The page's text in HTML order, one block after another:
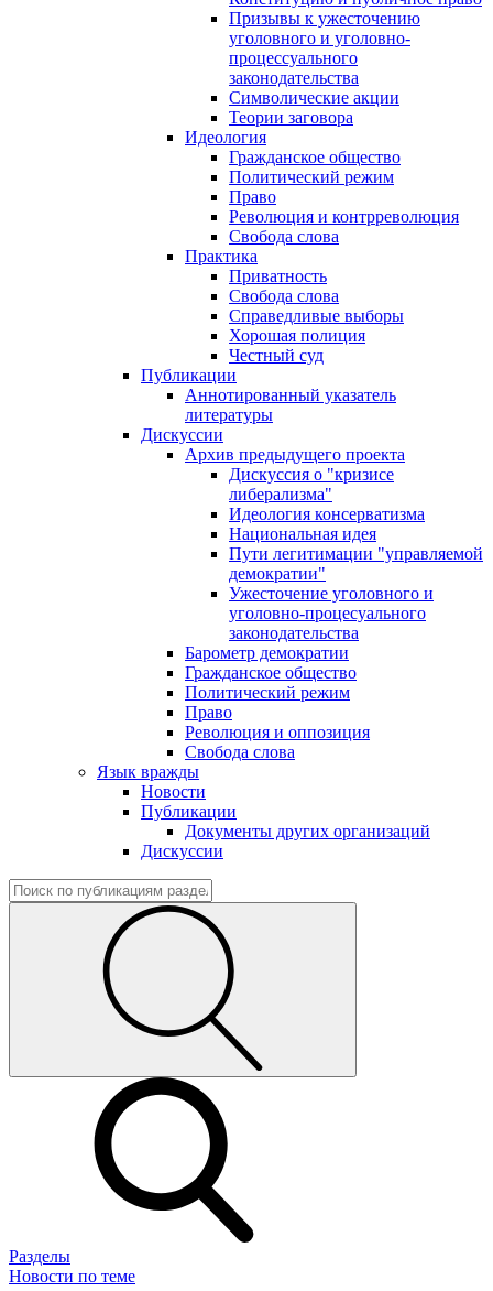
Призывы к ужесточению
уголовного и уголовно-
процессуального
законодательства
Символические акции
Теории заговора
Идеология
Гражданское общество
Политический режим
Право
Революция и контрреволюция
Свобода слова
Практика
Приватность
Свобода слова
Справедливые выборы
Хорошая полиция
Честный суд
Публикации
Аннотированный указатель
литературы
Дискуссии
Архив предыдущего проекта
Дискуссия о "кризисе
либерализма"
Идеология консерватизма
Национальная идея
Пути легитимации "управляемой
демократии"
Ужесточение уголовного и
уголовно-процесуального
законодательства
Барометр демократии
Гражданское общество
Политический режим
Право
Революция и оппозиция
Свобода слова
Язык вражды
Новости
Публикации
Документы других организаций
Дискуссии
Разделы
Новости по теме